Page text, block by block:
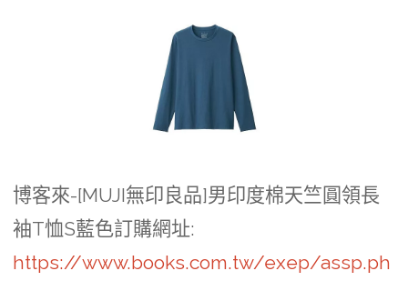
博客來-[MUJI無印良品]男印度棉天竺圓領長
袖T恤S藍色訂購網址:
https://www.books.com.tw/exep/assp.ph